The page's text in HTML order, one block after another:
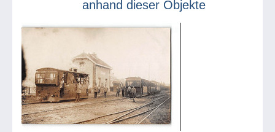
anhand dieser Objekte